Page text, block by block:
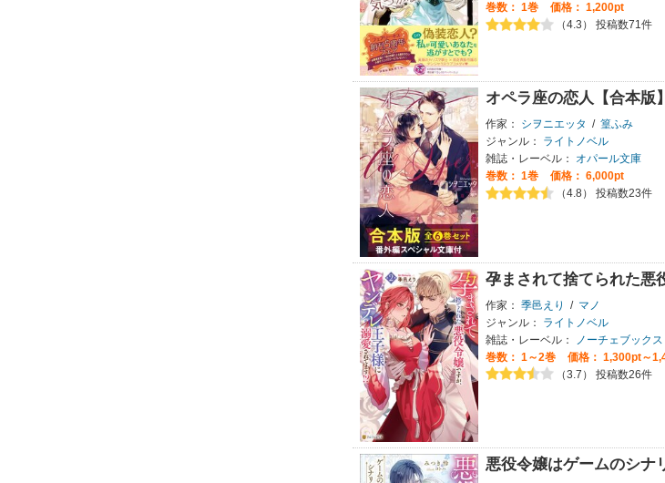
巻数： 1巻
価格： 1,200pt
（4.3） 投稿数71件
オペラ座の恋人【合本版
作家： シヲニエッタ / 篁ふみ
ジャンル：
ライトノベル
雑誌・レーベル：
オパール文庫
巻数： 1巻
価格： 6,000pt
（4.8） 投稿数23件
孕まされて捨てられた悪
作家： 季邑えり / マノ
ジャンル：
ライトノベル
雑誌・レーベル：
ノーチェブックス
巻数： 1～2巻
価格： 1,300pt～
（3.7） 投稿数26件
悪役令嬢はゲームのシナ